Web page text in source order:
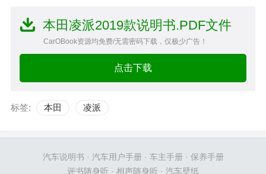
本田凌派2019款说明书.PDF文件
CarOBook资源均免费/无需密码下载，仅极少广告！
点击下载
标签: 本田 凌派
汽车说明书 · 汽车用户手册· 车主手册· 保养手册
评书随身听 · 相声随身听 · 汽车壁纸